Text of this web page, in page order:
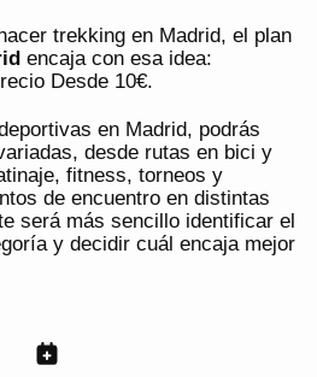
trekking en Madrid, el plan
encaja con esa idea:
Desde 10€.
en Madrid, podrás
desde rutas en bici y
fitness, torneos y
de encuentro en distintas
será más sencillo identificar el
y decidir cuál encaja mejor